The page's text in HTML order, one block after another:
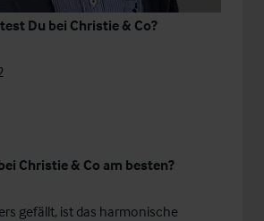
Du bei Christie & Co?
Christie & Co am besten?
gefällt, ist das harmonische